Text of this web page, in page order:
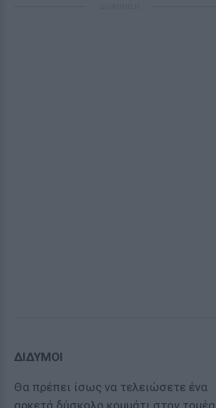
ΔΙΔΥΜΟΙ
Θα πρέπει ίσως να τελειώσετε ένα
αρκετά δύσκολο κομμάτι στον τομέα